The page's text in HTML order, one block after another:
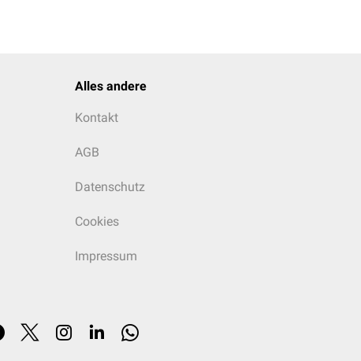
Alles andere
Kontakt
AGB
Datenschutz
Cookies
Impressum